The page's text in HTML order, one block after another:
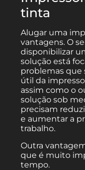
tinta
Alugar uma
vantagens. O
disponibilizar
solução está
problemas que
útil da
assim como o
solução sob
precisam
e aumentar a
trabalho.
Outra
que é muito
tempo.